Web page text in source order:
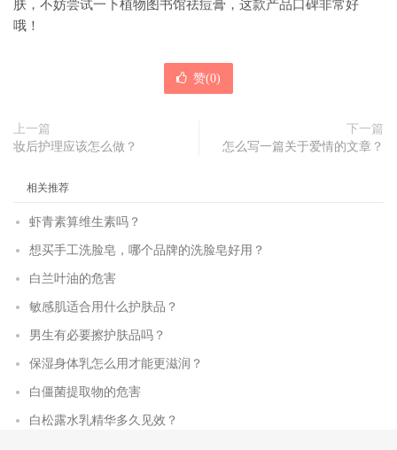
肤，不妨尝试一下植物图书馆祛痘膏，这款产品口碑非常好
哦！
赞(0)
上一篇
妆后护理应该怎么做？
下一篇
怎么写一篇关于爱情的文章？
相关推荐
虾青素算维生素吗？
想买手工洗脸皂，哪个品牌的洗脸皂好用？
白兰叶油的危害
敏感肌适合用什么护肤品？
男生有必要擦护肤品吗？
保湿身体乳怎么用才能更滋润？
白僵菌提取物的危害
白松露水乳精华多久见效？